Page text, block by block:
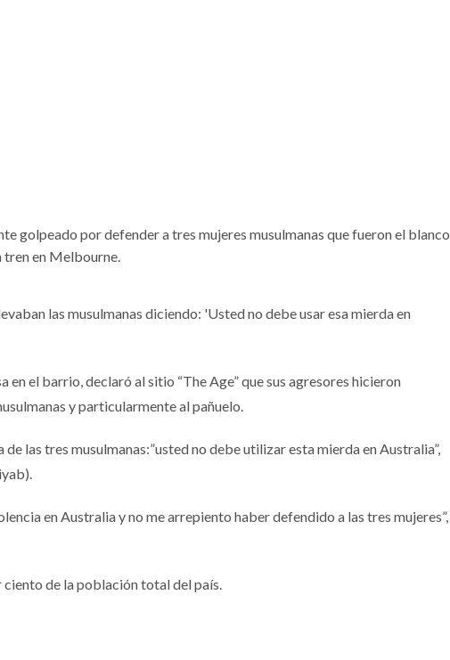
golpeado por defender a tres mujeres musulmanas que fueron el blanco
tren en Melbourne.
las musulmanas diciendo: 'Usted no debe usar esa mierda en
en el barrio, declaró al sitio “The Age” que sus agresores hicieron
y particularmente al pañuelo.
las tres musulmanas:”usted no debe utilizar esta mierda en Australia”,
en Australia y no me arrepiento haber defendido a las tres mujeres”,
de la población total del país.